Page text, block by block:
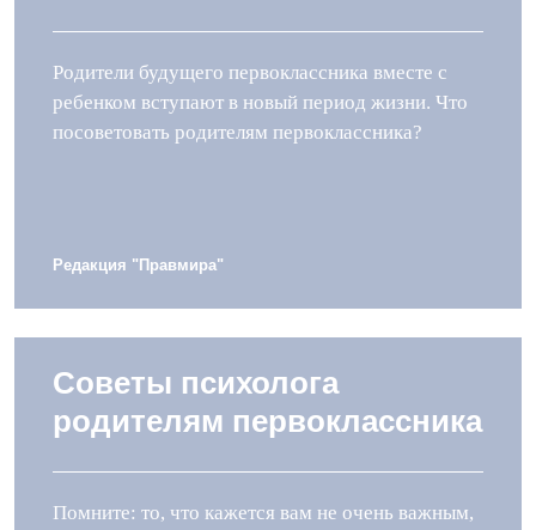
Родители будущего первоклассника вместе с
ребенком вступают в новый период жизни. Что
посоветовать родителям первоклассника?
Редакция "Правмира"
Советы психолога
родителям первоклассника
Помните: то, что кажется вам не очень важным,